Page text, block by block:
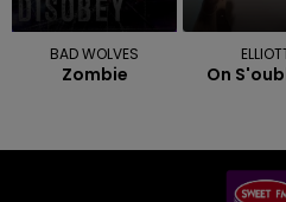
BAD WOLVES
Zombie On